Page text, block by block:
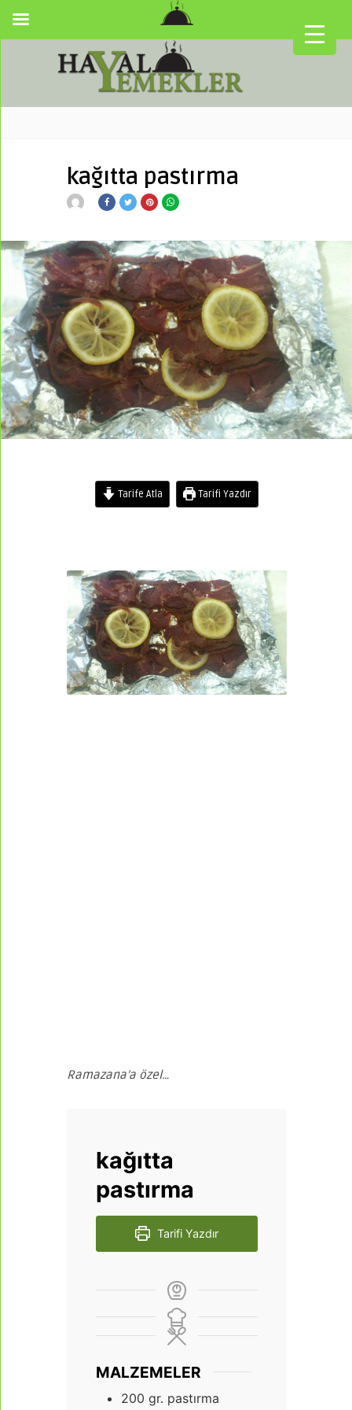
▼
kağıtta pastırma
Tarife Atla Tarifi Yazdır
Ramazana’a özel…
kağıtta
pastırma
Tarifi Yazdır
MALZEMELER
200 gr. pastırma